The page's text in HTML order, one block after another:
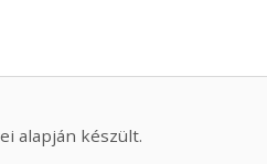
alapján készült.